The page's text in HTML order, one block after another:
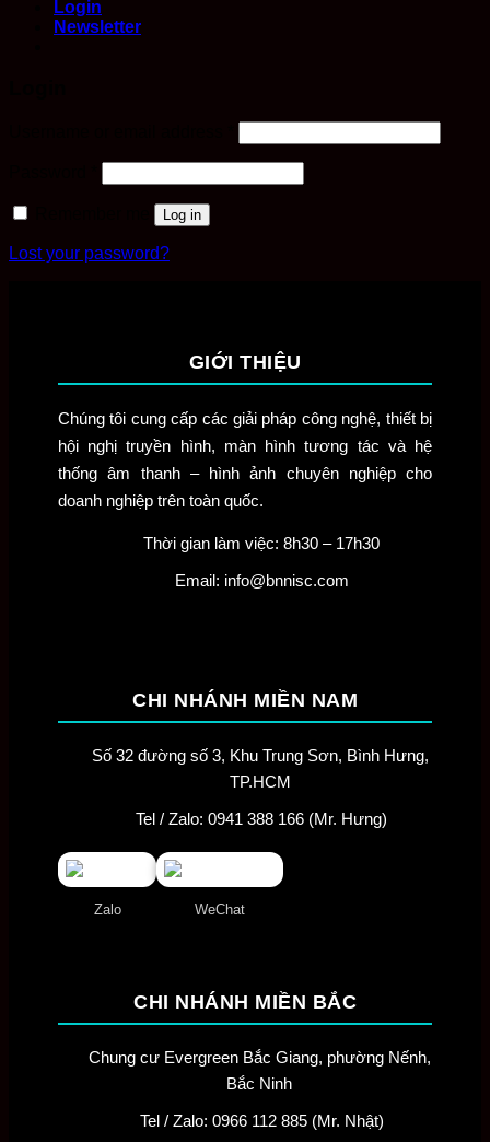
Login
Newsletter
Log in
Lost your password?
GIỚI THIỆU
Chúng tôi cung cấp các giải pháp công nghệ, thiết bị
hội nghị truyền hình, màn hình tương tác và hệ
thống âm thanh – hình ảnh chuyên nghiệp cho
doanh nghiệp trên toàn quốc.
Thời gian làm việc: 8h30 – 17h30
Email: info@bnnisc.com
CHI NHÁNH MIỀN NAM
Số 32 đường số 3, Khu Trung Sơn, Bình Hưng,
TP.HCM
Tel / Zalo: 0941 388 166 (Mr. Hưng)
Zalo WeChat
CHI NHÁNH MIỀN BẮC
Chung cư Evergreen Bắc Giang, phường Nếnh,
Bắc Ninh
Tel / Zalo: 0966 112 885 (Mr. Nhật)